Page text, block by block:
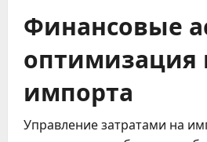
Финансовые
оптимизация
импорта
Управление затратами на